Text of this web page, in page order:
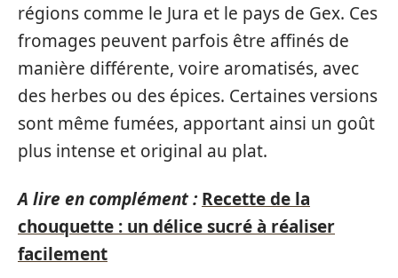
régions comme le Jura et le pays de Gex. Ces
fromages peuvent parfois être affinés de
manière différente, voire aromatisés, avec
des herbes ou des épices. Certaines versions
sont même fumées, apportant ainsi un goût
plus intense et original au plat.
A lire en complément : Recette de la
chouquette : un délice sucré à réaliser
facilement